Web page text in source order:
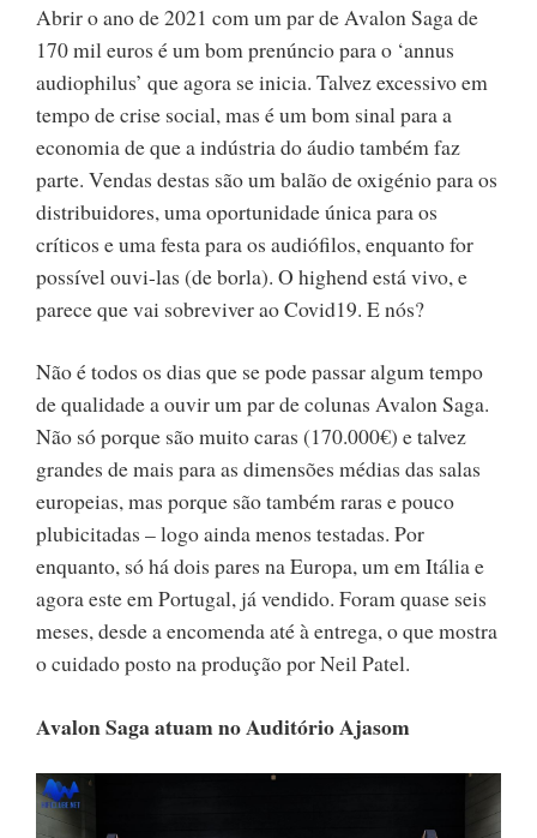
Abrir o ano de 2021 com um par de Avalon Saga de
170 mil euros é um bom prenúncio para o ‘annus
audiophilus’ que agora se inicia. Talvez excessivo em
tempo de crise social, mas é um bom sinal para a
economia de que a indústria do áudio também faz
parte. Vendas destas são um balão de oxigénio para os
distribuidores, uma oportunidade única para os
críticos e uma festa para os audiófilos, enquanto for
possível ouvi-las (de borla). O highend está vivo, e
parece que vai sobreviver ao Covid19. E nós?
Não é todos os dias que se pode passar algum tempo
de qualidade a ouvir um par de colunas Avalon Saga.
Não só porque são muito caras (170.000€) e talvez
grandes de mais para as dimensões médias das salas
europeias, mas porque são também raras e pouco
plubicitadas – logo ainda menos testadas. Por
enquanto, só há dois pares na Europa, um em Itália e
agora este em Portugal, já vendido. Foram quase seis
meses, desde a encomenda até à entrega, o que mostra
o cuidado posto na produção por Neil Patel.
Avalon Saga atuam no Auditório Ajasom